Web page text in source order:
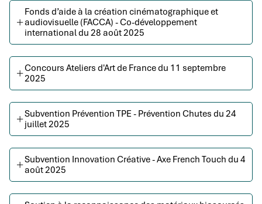
Fonds d’aide à la création cinématographique et
audiovisuelle (FACCA) - Co-développement
international du 28 août 2025
Concours Ateliers d'Art de France du 11 septembre
2025
Subvention Prévention TPE - Prévention Chutes du 24
juillet 2025
Subvention Innovation Créative - Axe French Touch du 4
août 2025